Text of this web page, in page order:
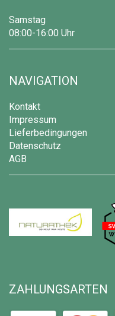
Samstag
08:00-16:00 Uhr
NAVIGATION
Kontakt
Impressum
Lieferbedingungen
Datenschutz
AGB
ZAHLUNGSARTEN